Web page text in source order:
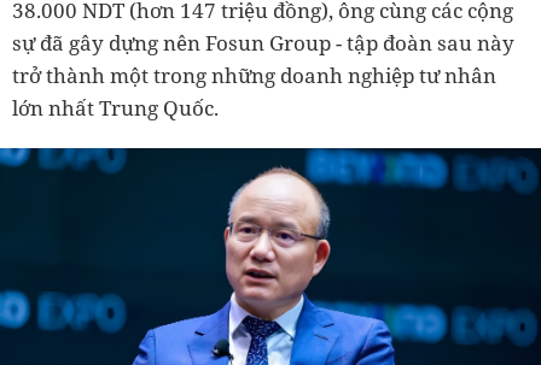
38.000 NDT (hơn 147 triệu đồng), ông cùng các cộng
sự đã gây dựng nên Fosun Group - tập đoàn sau này
trở thành một trong những doanh nghiệp tư nhân
lớn nhất Trung Quốc.